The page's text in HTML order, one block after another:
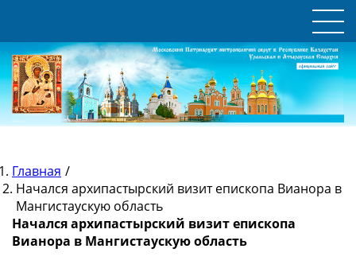
Главная /
Начался архипастырский визит епископа Вианора в
Мангистаускую область
Начался архипастырский визит епископа
Вианора в Мангистаускую область